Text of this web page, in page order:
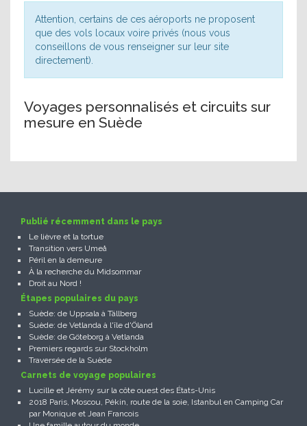
Attention, certains de ces aéroports ne proposent
que des vols locaux voire privés (nous vous
conseillons de vous renseigner sur leur site
directement).
Voyages personnalisés et circuits sur
mesure en Suède
Publié récemment dans le pays
Le lièvre et la tortue
Transition vers Umeå
Péril en la demeure
À la recherche du Midsommar
Droit au Nord !
Étapes populaires du pays
Suède: de Uppsala à Tällberg
Suède: de Vetlanda à l'île d'Öland
Suède: de Göteborg à Vetlanda
Premiers regards sur Stockholm
Traversée de la Suède
Carnets de voyage populaires
Lucille et Jérémy sur la côte ouest des États-Unis
2018 Paris, Moscou, Pékin, route de la soie, Istanbul en Camping Car
par Monique et Jean Francois